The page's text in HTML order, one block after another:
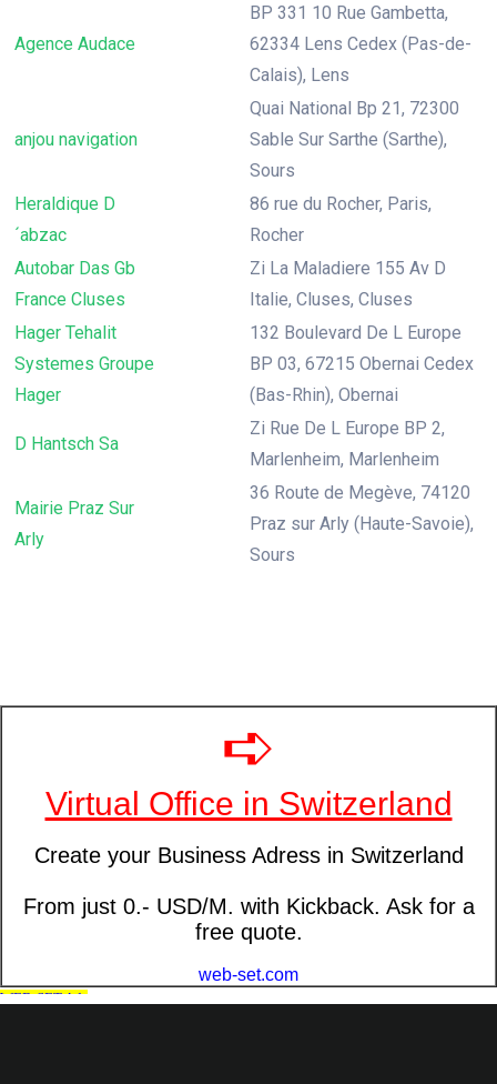
Agence Audace
BP 331 10 Rue Gambetta,
62334 Lens Cedex (Pas-de-
Calais), Lens
anjou navigation
Quai National Bp 21, 72300
Sable Sur Sarthe (Sarthe),
Sours
Heraldique D
´abzac
86 rue du Rocher, Paris,
Rocher
Autobar Das Gb
France Cluses
Zi La Maladiere 155 Av D
Italie, Cluses, Cluses
Hager Tehalit
Systemes Groupe
Hager
132 Boulevard De L Europe
BP 03, 67215 Obernai Cedex
(Bas-Rhin), Obernai
D Hantsch Sa
Zi Rue De L Europe BP 2,
Marlenheim, Marlenheim
Mairie Praz Sur
Arly
36 Route de Megève, 74120
Praz sur Arly (Haute-Savoie),
Sours